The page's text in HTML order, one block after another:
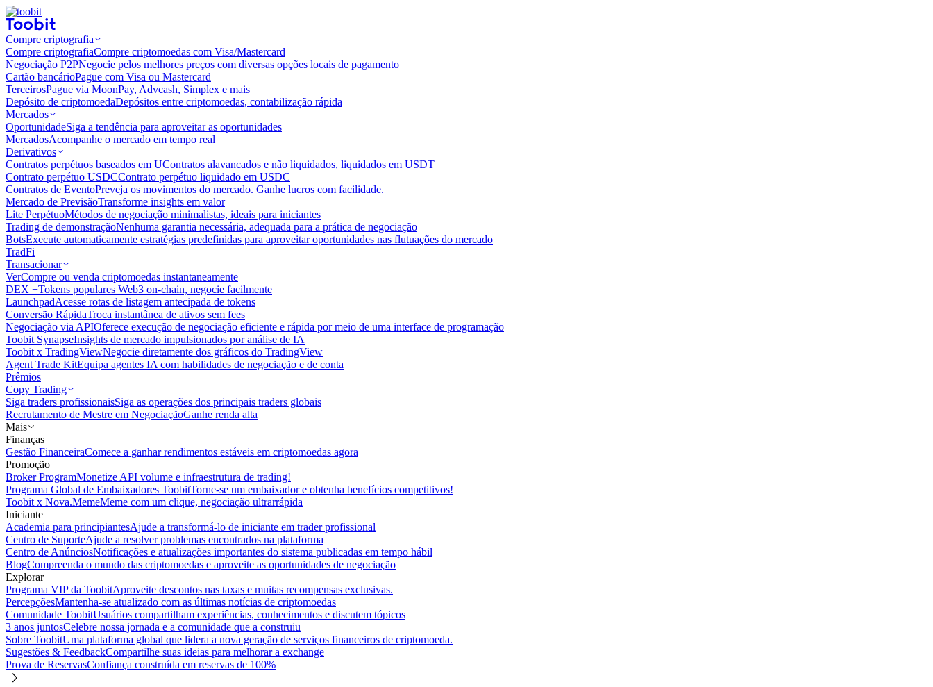
Compre criptografia
Compre criptografiaCompre criptomoedas com Visa/Mastercard
Negociação P2PNegocie pelos melhores preços com diversas opções locais de pagamento
Cartão bancárioPague com Visa ou Mastercard
TerceirosPague via MoonPay, Advcash, Simplex e mais
Depósito de criptomoedaDepósitos entre criptomoedas, contabilização rápida
Mercados
OportunidadeSiga a tendência para aproveitar as oportunidades
MercadosAcompanhe o mercado em tempo real
Derivativos
Contratos perpétuos baseados em UContratos alavancados e não liquidados, liquidados em USDT
Contrato perpétuo USDCContrato perpétuo liquidado em USDC
Contratos de EventoPreveja os movimentos do mercado. Ganhe lucros com facilidade.
Mercado de PrevisãoTransforme insights em valor
Lite PerpétuoMétodos de negociação minimalistas, ideais para iniciantes
Trading de demonstraçãoNenhuma garantia necessária, adequada para a prática de negociação
BotsExecute automaticamente estratégias predefinidas para aproveitar oportunidades nas flutuações do mercado
TradFi
Transacionar
VerCompre ou venda criptomoedas instantaneamente
DEX +Tokens populares Web3 on-chain, negocie facilmente
LaunchpadAcesse rotas de listagem antecipada de tokens
Conversão RápidaTroca instantânea de ativos sem fees
Negociação via APIOferece execução de negociação eficiente e rápida por meio de uma interface de programação
Toobit SynapseInsights de mercado impulsionados por análise de IA
Toobit x TradingViewNegocie diretamente dos gráficos do TradingView
Agent Trade KitEquipa agentes IA com habilidades de negociação e de conta
Prêmios
Copy Trading
Siga traders profissionaisSiga as operações dos principais traders globais
Recrutamento de Mestre em NegociaçãoGanhe renda alta
Mais
Finanças
Gestão FinanceiraComece a ganhar rendimentos estáveis em criptomoedas agora
Promoção
Broker ProgramMonetize API volume e infraestrutura de trading!
Programa Global de Embaixadores ToobitTorne-se um embaixador e obtenha benefícios competitivos!
Toobit x Nova.MemeMeme com um clique, negociação ultrarrápida
Iniciante
Academia para principiantesAjude a transformá-lo de iniciante em trader profissional
Centro de SuporteAjude a resolver problemas encontrados na plataforma
Centro de AnúnciosNotificações e atualizações importantes do sistema publicadas em tempo hábil
BlogCompreenda o mundo das criptomoedas e aproveite as oportunidades de negociação
Explorar
Programa VIP da ToobitAproveite descontos nas taxas e muitas recompensas exclusivas.
PercepçõesMantenha-se atualizado com as últimas notícias de criptomoedas
Comunidade ToobitUsuários compartilham experiências, conhecimentos e discutem tópicos
3 anos juntosCelebre nossa jornada e a comunidade que a construiu
Sobre ToobitUma plataforma global que lidera a nova geração de serviços financeiros de criptomoeda.
Sugestões & FeedbackCompartilhe suas ideias para melhorar a exchange
Prova de ReservasConfiança construída em reservas de 100%